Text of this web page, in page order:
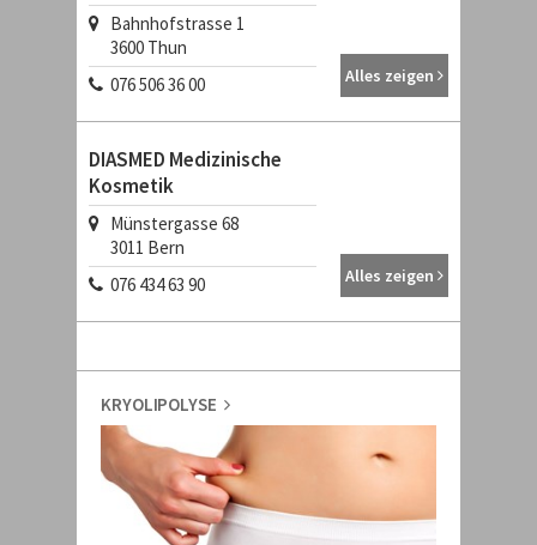
Bahnhofstrasse 1
3600 Thun
076 506 36 00
Alles zeigen
DIASMED Medizinische
Kosmetik
Münstergasse 68
3011 Bern
076 434 63 90
Alles zeigen
KRYOLIPOLYSE